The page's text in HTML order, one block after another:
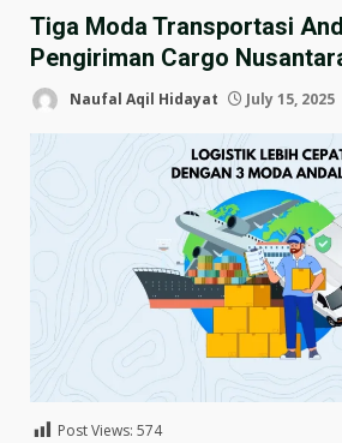
Tiga Moda Transportasi
Pengiriman Cargo
Naufal Aqil Hidayat July 15, 2025
Post Views: 574